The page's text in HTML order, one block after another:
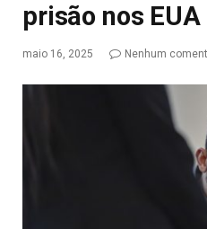
prisão nos EUA
maio 16, 2025 Nenhum